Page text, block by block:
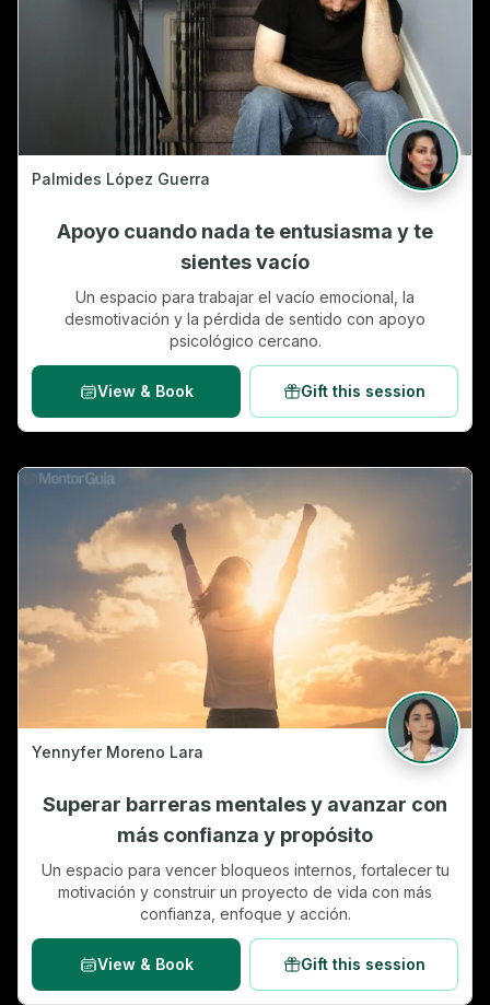
Palmides López Guerra
Apoyo cuando nada te entusiasma y te
sientes vacío
Un espacio para trabajar el vacío emocional, la
desmotivación y la pérdida de sentido con apoyo
psicológico cercano.
View & Book Gift this session
Yennyfer Moreno Lara
Superar barreras mentales y avanzar con
más confianza y propósito
Un espacio para vencer bloqueos internos, fortalecer tu
motivación y construir un proyecto de vida con más
confianza, enfoque y acción.
View & Book Gift this session